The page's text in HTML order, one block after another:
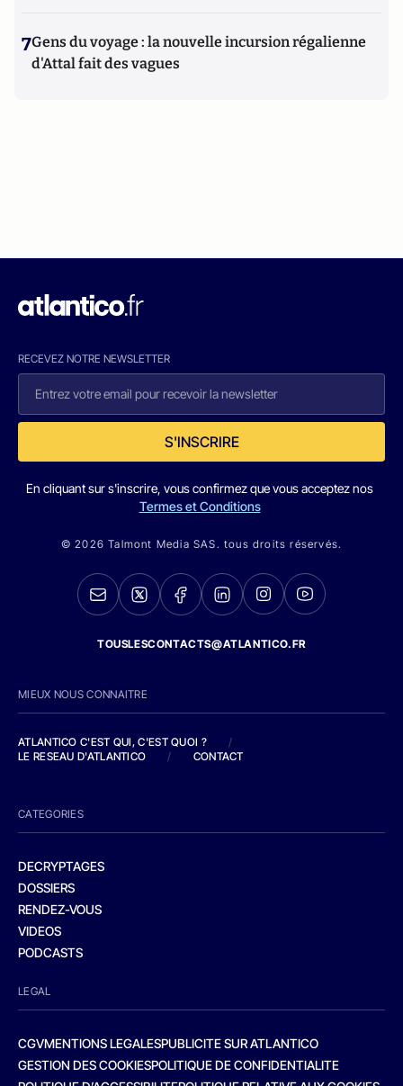
7Gens du voyage : la nouvelle incursion régalienne
d'Attal fait des vagues
RECEVEZ NOTRE NEWSLETTER
S'INSCRIRE
En cliquant sur s'inscrire, vous confirmez que vous acceptez nos
Termes et Conditions
© 2026 Talmont Media SAS. tous droits réservés.
TOUSLESCONTACTS@ATLANTICO.FR
MIEUX NOUS CONNAITRE
ATLANTICO C'EST QUI, C'EST QUOI ?
/
LE RESEAU D'ATLANTICO
/ CONTACT
CATEGORIES
DECRYPTAGES
DOSSIERS
RENDEZ-VOUS
VIDEOS
PODCASTS
LEGAL
CGVMENTIONS LEGALESPUBLICITE SUR ATLANTICO
GESTION DES COOKIESPOLITIQUE DE CONFIDENTIALITE